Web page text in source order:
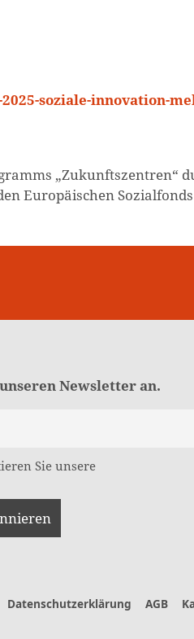
soziale-innovation-
„Zukunftszentren“
Europäischen Sozialfonds
Newsletter an.
Sie unsere
Datenschutzerklärung AGB